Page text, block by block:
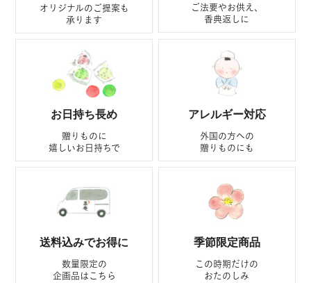
オリジナルのご提案も
承ります
ご法要やお供え、
香典返しに
お日持ち長め
贈りものに
嬉しいお日持ちで
アレルギー対応
外国の方への
贈りものにも
送料込みでお得に
数量限定の
企画品はこちら
季節限定商品
この時期だけの
おたのしみ